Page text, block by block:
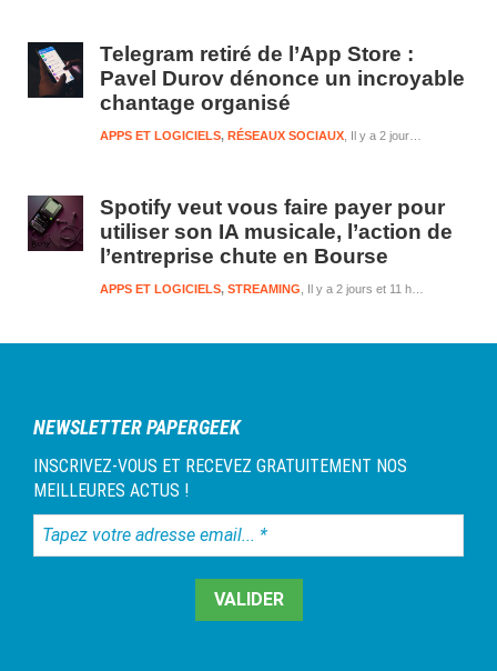
Telegram retiré de l’App Store :
Pavel Durov dénonce un incroyable
chantage organisé
Il y a 2 jours et 11 heures
APPS ET LOGICIELS, RÉSEAUX SOCIAUX
Spotify veut vous faire payer pour
utiliser son IA musicale, l’action de
l’entreprise chute en Bourse
Il y a 2 jours et 11 heures
APPS ET LOGICIELS, STREAMING
NEWSLETTER PAPERGEEK
INSCRIVEZ-VOUS ET RECEVEZ GRATUITEMENT NOS
MEILLEURES ACTUS !
Tapez
votre